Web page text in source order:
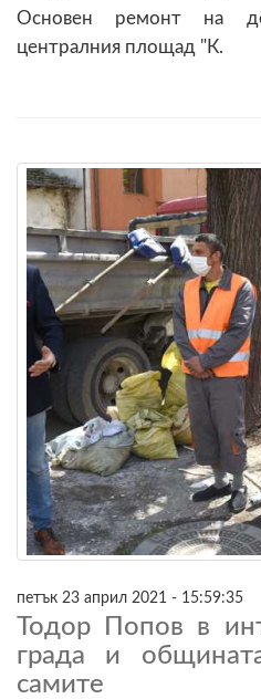
Основен ремонт на
централния площад "К.
петък 23 април 2021 - 15:59:35
Тодор Попов в
града и
самите